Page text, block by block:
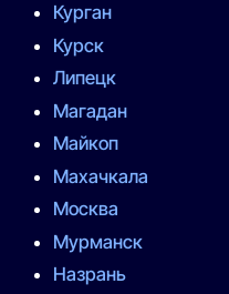
Курган
Курск
Липецк
Магадан
Майкоп
Махачкала
Москва
Мурманск
Назрань